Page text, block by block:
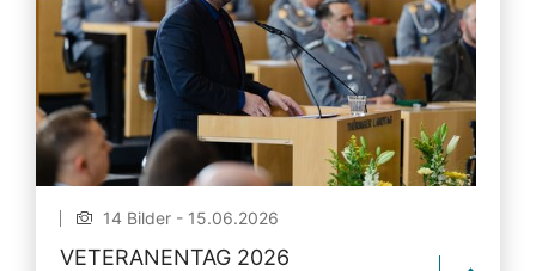
14 Bilder - 15.06.2026
VETERANENTAG 2026